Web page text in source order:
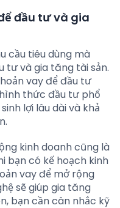
đầu tư và gia
cầu tiêu dùng mà
tư và gia tăng tài sản.
vay để đầu tư
thức đầu tư phổ
lợi lâu dài và khả
kinh doanh cũng là
bạn có kế hoạch kinh
vay để mở rộng
sẽ giúp gia tăng
bạn cần cân nhắc kỹ